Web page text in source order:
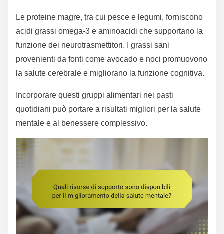
Le proteine magre, tra cui pesce e legumi, forniscono
acidi grassi omega-3 e aminoacidi che supportano la
funzione dei neurotrasmettitori. I grassi sani
provenienti da fonti come avocado e noci promuovono
la salute cerebrale e migliorano la funzione cognitiva.
Incorporare questi gruppi alimentari nei pasti
quotidiani può portare a risultati migliori per la salute
mentale e al benessere complessivo.